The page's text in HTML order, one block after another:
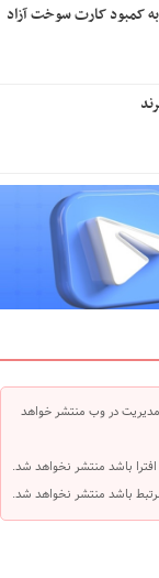
کمبود کارت سوخت آزاد
در وب منتشر خواهد
باشد منتشر نخواهد شد.
باشد منتشر نخواهد شد.